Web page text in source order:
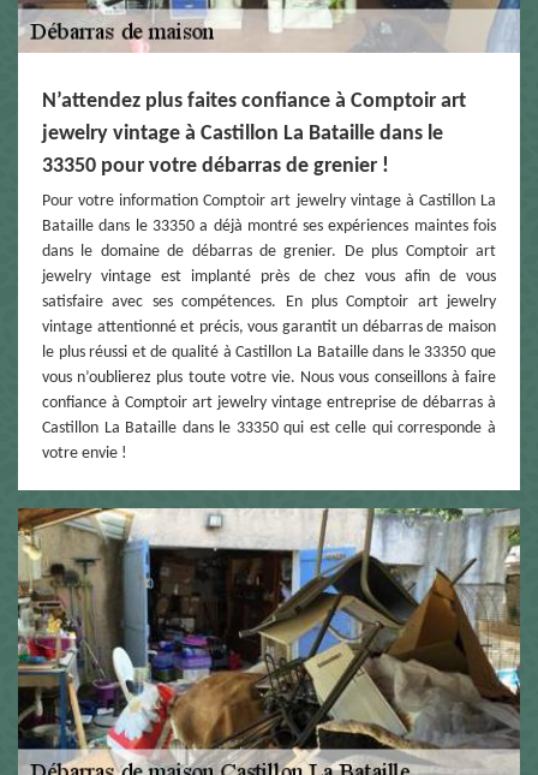
N’attendez plus faites confiance à Comptoir art
jewelry vintage à Castillon La Bataille dans le
33350 pour votre débarras de grenier !
Pour votre information Comptoir art jewelry vintage à Castillon La
Bataille dans le 33350 a déjà montré ses expériences maintes fois
dans le domaine de débarras de grenier. De plus Comptoir art
jewelry vintage est implanté près de chez vous afin de vous
satisfaire avec ses compétences. En plus Comptoir art jewelry
vintage attentionné et précis, vous garantit un débarras de maison
le plus réussi et de qualité à Castillon La Bataille dans le 33350 que
vous n’oublierez plus toute votre vie. Nous vous conseillons à faire
confiance à Comptoir art jewelry vintage entreprise de débarras à
Castillon La Bataille dans le 33350 qui est celle qui corresponde à
votre envie !